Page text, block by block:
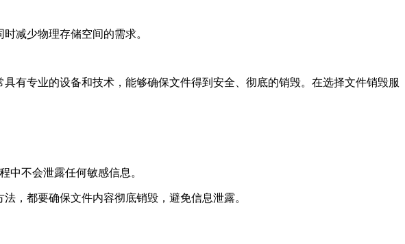
减少物理存储空间的需求。
有专业的设备和技术，能够确保文件得到安全、彻底的销毁。在选择文件销毁服
中不会泄露任何敏感信息。
，都要确保文件内容彻底销毁，避免信息泄露。